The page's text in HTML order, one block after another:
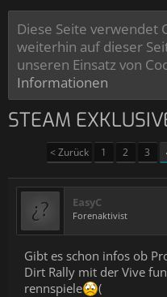
Diese Seite verwendet
weiterhin auf dieser
unseren Einsatz von
Informationen
STEAM
< Zurück 1 2 3
EasyC
Forenaktivist
Gibt es schon infos ob
Dirt Rally mit der Vive
rennspiele
(